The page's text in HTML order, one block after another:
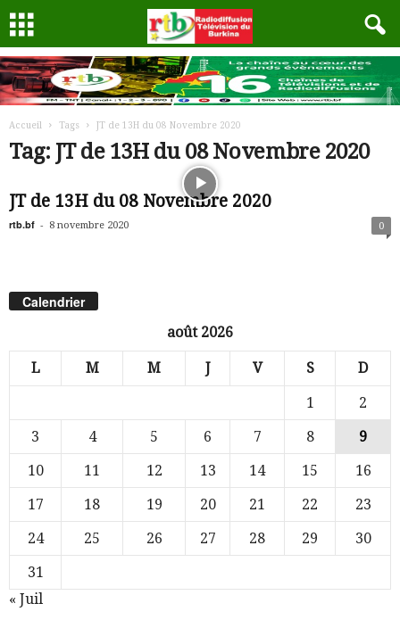
Accueil Tags JT de 13H du 08 Novembre 2020
Tag: JT de 13H du 08 Novembre 2020
JT de 13H du 08 Novembre 2020
rtb.bf - 8 novembre 2020 0
Calendrier
août 2026
L M M J V S D
1
2
3
4 5 6 7 8
9
10
11 12 13 14 15
16
17
18 19 20 21 22
23
24
25 26 27 28 29
30
31
« Juil